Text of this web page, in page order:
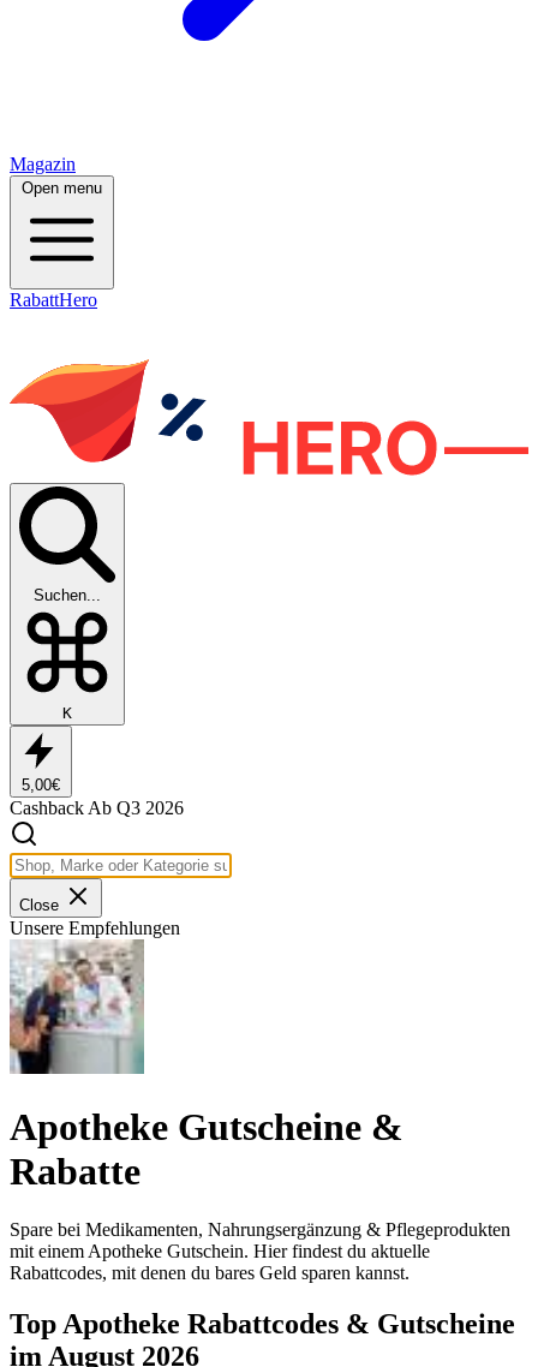
Magazin
Open menu
RabattHero
Suchen...
K
5,00€
CashbackAb Q3 2026
Close
Unsere Empfehlungen
Apotheke Gutscheine &
Rabatte
Spare bei Medikamenten, Nahrungsergänzung & Pflegeprodukten
mit einem Apotheke Gutschein. Hier findest du aktuelle
Rabattcodes, mit denen du bares Geld sparen kannst.
Top Apotheke Rabattcodes & Gutscheine
im August 2026